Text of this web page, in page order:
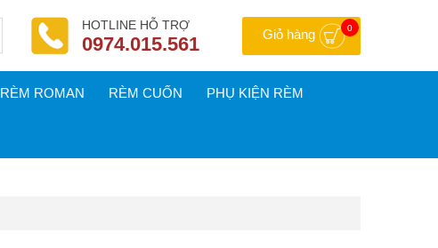
HOTLINE HỖ TRỢ
0974.015.561 Giỏ hàng 0
RÈM ROMAN RÈM CUỐN PHỤ KIỆN RÈM